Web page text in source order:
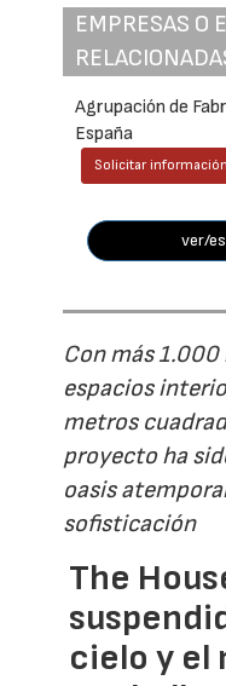
EMPRESAS O
Agrupación de
España
Solicitar información
ver/
Con más
espacios
metros
proyecto ha
oasis
sofisticación
The
cielo y el